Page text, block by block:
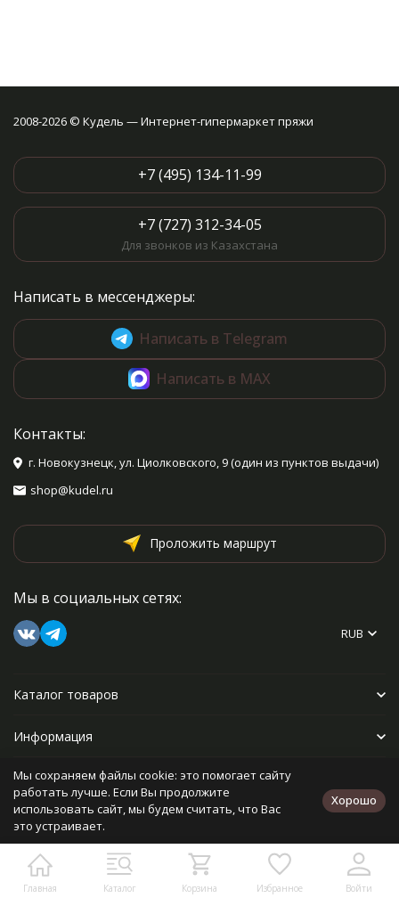
Главная Каталог Корзина Избранное Войти
2008-2026 © Кудель — Интернет-гипермаркет пряжи
+7 (495) 134-11-99
+7 (727) 312-34-05
Для звонков из Казахстана
Написать в мессенджеры:
Написать в Telegram
Написать в MAX
Контакты:
г. Новокузнецк, ул. Циолковского, 9 (один из пунктов выдачи)
shop@kudel.ru
Проложить маршрут
Мы в социальных сетях:
RUB
Каталог товаров
Информация
Прочее
Политика персональных данных
Разработано в
bodysite.ru
Мы сохраняем файлы cookie: это помогает сайту
работать лучше. Если Вы продолжите
использовать сайт, мы будем считать, что Вас
это устраивает.
Хорошо